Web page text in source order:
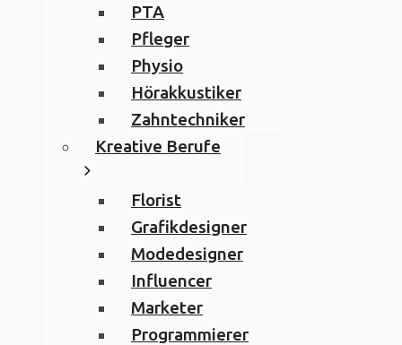
PTA
Pfleger
Physio
Hörakkustiker
Zahntechniker
Kreative Berufe
Florist
Grafikdesigner
Modedesigner
Influencer
Marketer
Programmierer